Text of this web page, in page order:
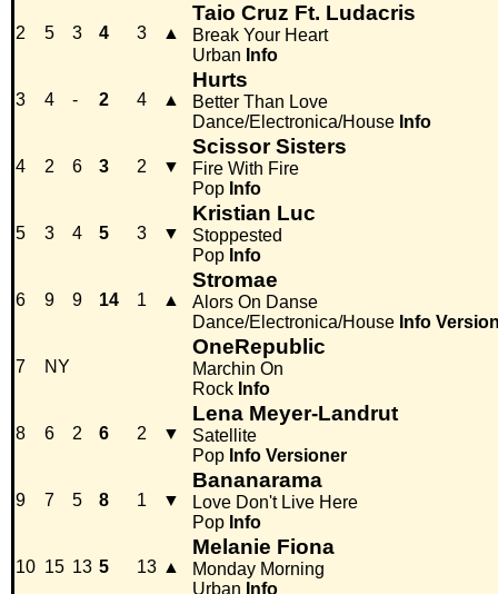
2 5 3 4 3 ▲
Taio Cruz Ft. Ludacris
Break Your Heart
Urban Info
3 4 - 2 4 ▲
Hurts
Better Than Love
Dance/Electronica/House Info
4 2 6 3 2 ▼
Scissor Sisters
Fire With Fire
Pop Info
5 3 4 5 3 ▼
Kristian Luc
Stoppested
Pop Info
6 9 9 14 1 ▲
Stromae
Alors On Danse
Dance/Electronica/House Info
7 NY
OneRepublic
Marchin On
Rock Info
8 6 2 6 2 ▼
Lena Meyer-Landrut
Satellite
Pop Info Versioner
9 7 5 8 1 ▼
Bananarama
Love Don't Live Here
Pop Info
10 15 13 5 13 ▲
Melanie Fiona
Monday Morning
Urban Info